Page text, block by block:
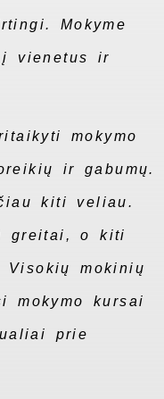
Mokyme
į vienetus ir
mokymo
ir gabumų.
kiti veliau.
greitai, o kiti
Visokių mokinių
mokymo kursai
prie